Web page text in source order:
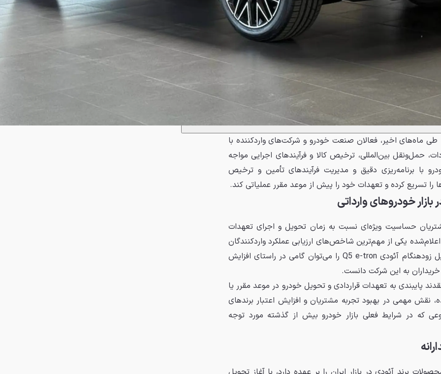
ماه‌های اخیر، فعالان صنعت خودرو و شرکت‌های واردکننده با
حمل‌ونقل بین‌المللی، ترخیص کالا و فرآیندهای اجرایی مواجه
با برنامه‌ریزی دقیق و مدیریت فرآیندهای تأمین و ترخیص
را تسریع کرده و تعهدات خود را پیش از موعد مقرر عملیاتی کند.
خودروهای وارداتی
حساسیت ویژه‌ای نسبت به زمان تحویل و اجرای تعهدات
یکی از مهم‌ترین شاخص‌های ارزیابی عملکرد واردکنندگان
محسوب می‌شود. از این رو، تحویل زودهنگام آئودی Q5 e-tron را می‌توان گامی در راستای افزایش
به این شرکت دانست.
پایبندی به تعهدات قراردادی و تحویل خودرو در موعد مقرر یا
نقش مهمی در بهبود تجربه مشتریان و افزایش اعتبار برندهای
که در شرایط فعلی بازار خودرو بیش از گذشته مورد توجه